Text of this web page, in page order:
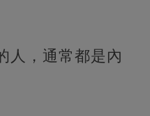
人，通常都是內